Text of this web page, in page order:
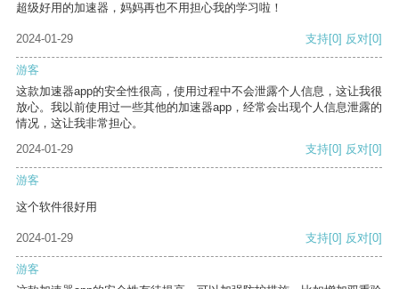
超级好用的加速器，妈妈再也不用担心我的学习啦！
2024-01-29 支持[0] 反对[0]
游客
这款加速器app的安全性很高，使用过程中不会泄露个人信息，这让我很
放心。我以前使用过一些其他的加速器app，经常会出现个人信息泄露的
情况，这让我非常担心。
2024-01-29
支持[0] 反对[0]
游客
这个软件很好用
2024-01-29 支持[0] 反对[0]
游客